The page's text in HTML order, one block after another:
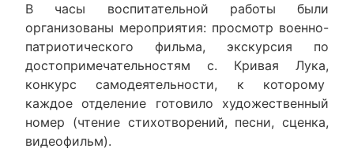
В часы воспитательной работы были
организованы мероприятия: просмотр военно-
патриотического фильма, экскурсия по
достопримечательностям с. Кривая Лука,
конкурс самодеятельности, к которому
каждое отделение готовило художественный
номер (чтение стихотворений, песни, сценка,
видеофильм).